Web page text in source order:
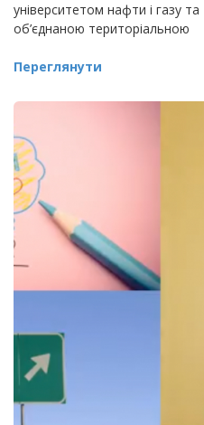
університетом нафти і газу
об’єднаною територіальною
Переглянути